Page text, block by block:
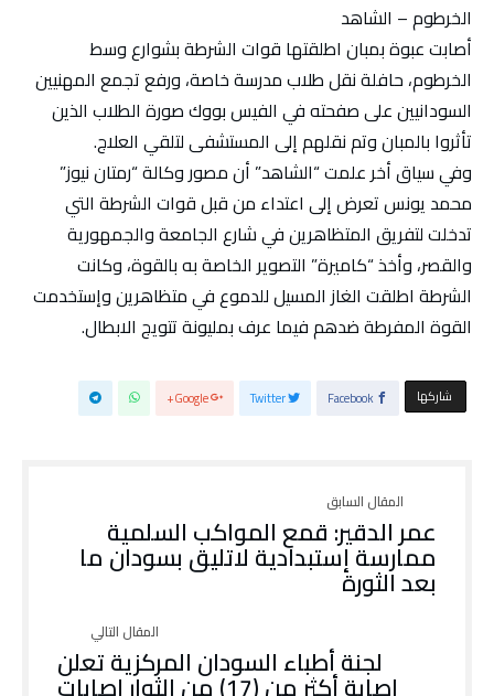
الخرطوم – الشاهد
أصابت عبوة بمبان اطلقتها قوات الشرطة بشوارع وسط
الخرطوم، حافلة نقل طلاب مدرسة خاصة، ورفع تجمع المهنيين
السودانيين على صفحته في الفيس بووك صورة الطلاب الذين
تأثروا بالمبان وتم نقلهم إلى المستشفى لتلقي العلاج.
وفي سياق أخر علمت “الشاهد” أن مصور وكالة “رمتان نيوز”
محمد يونس تعرض إلى اعتداء من قبل قوات الشرطة التي
تدخلت لتفريق المتظاهرين في شارع الجامعة والجمهورية
والقصر، وأخذ “كاميرة” التصوير الخاصة به بالقوة، وكانت
الشرطة اطلقت الغاز المسيل للدموع في متظاهرين وإستخدمت
القوة المفرطة ضدهم فيما عرف بمليونة تتويج الابطال.
‫‫ شاركها‬ Facebook
Twitter
Google+
عمر الدقير: قمع المواكب السلمية
ممارسة إستبدادية لاتليق بسودان ما
بعد الثورة
لجنة أطباء السودان المركزية تعلن